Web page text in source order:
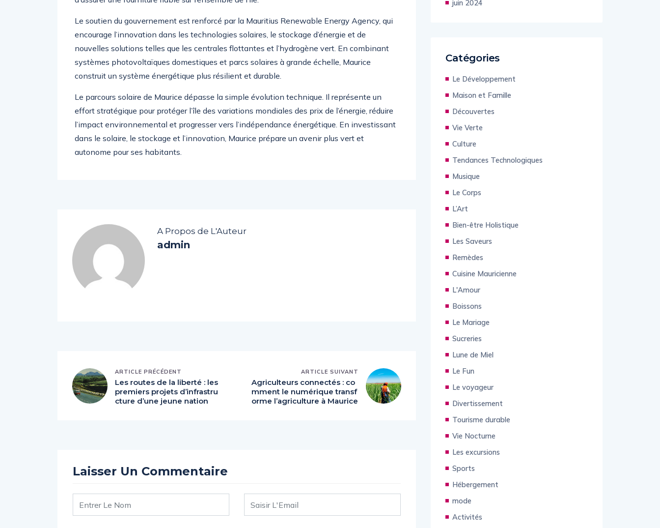
Le soutien du gouvernement est renforcé par la Mauritius Renewable Energy Agency, qui
encourage l’innovation dans les technologies solaires, le stockage d’énergie et de
nouvelles solutions telles que les centrales flottantes et l’hydrogène vert. En combinant
systèmes photovoltaïques domestiques et parcs solaires à grande échelle, Maurice
construit un système énergétique plus résilient et durable.
Le parcours solaire de Maurice dépasse la simple évolution technique. Il représente un
effort stratégique pour protéger l’île des variations mondiales des prix de l’énergie, réduire
l’impact environnemental et progresser vers l’indépendance énergétique. En investissant
dans le solaire, le stockage et l’innovation, Maurice prépare un avenir plus vert et
autonome pour ses habitants.
A Propos de L'Auteur
admin
ARTICLE PRÉCÉDENT
Les routes de la liberté : les
premiers projets d’infrastru
cture d’une jeune nation
ARTICLE SUIVANT
Agriculteurs connectés : co
mment le numérique transf
orme l’agriculture à Maurice
Laisser Un Commentaire
juin 2024
Catégories
Le Développement
Maison et Famille
Découvertes
Vie Verte
Culture
Tendances Technologiques
Musique
Le Corps
L’Art
Bien-être Holistique
Les Saveurs
Remèdes
Cuisine Mauricienne
L'Amour
Boissons
Le Mariage
Sucreries
Lune de Miel
Le Fun
Le voyageur
Divertissement
Tourisme durable
Vie Nocturne
Les excursions
Sports
Hébergement
mode
Activités